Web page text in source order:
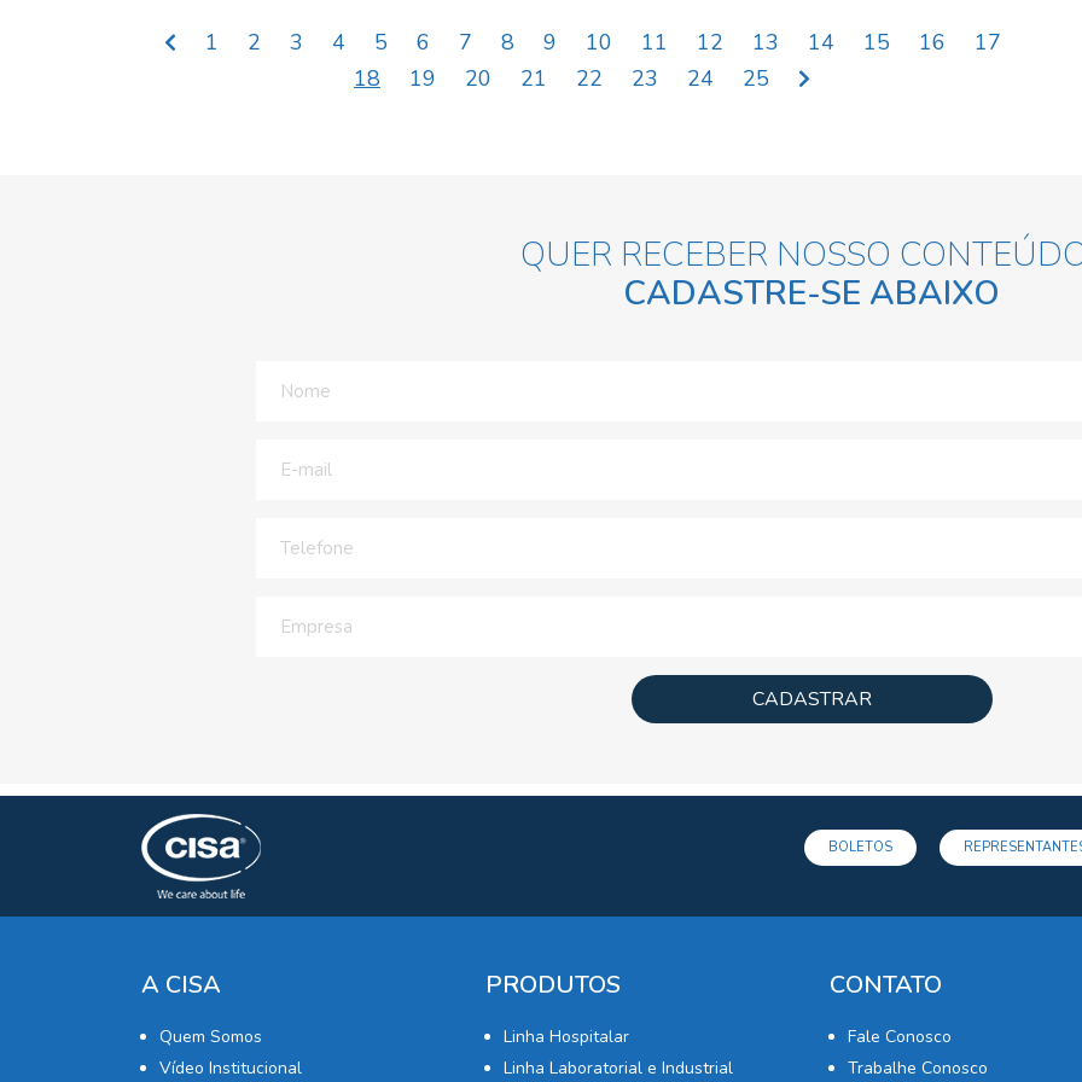
1 2 3 4 5 6 7 8 9 10 11 12 13 14 15 16
17
18
19 20 21 22 23 24 25
QUER RECEBER NOSSO
CADASTRE-SE ABAIXO
CADASTRAR
BOLETOS
A CISA
Quem Somos
Vídeo Institucional
PRODUTOS
Linha Hospitalar
Linha Laboratorial e Industrial
CONTATO
Fale Conosco
Trabalhe Conosco